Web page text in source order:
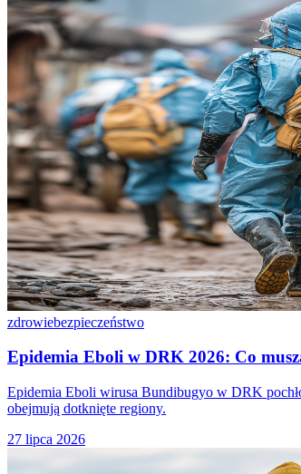
zdrowiebezpieczeństwo
Epidemia Eboli w DRK 2026: Co
Epidemia Eboli wirusa Bundibugyo w DRK
obejmują dotknięte regiony.
27 lipca 2026